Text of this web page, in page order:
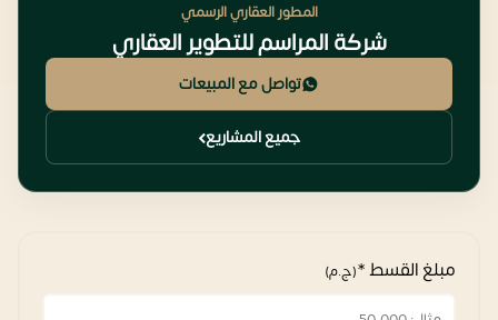
المطور العقاري الرسمي
شركة المراسم للتطوير العقاري
تواصل مع المبيعات
جميع المشاريع
مبلغ القسط *(ج.م)